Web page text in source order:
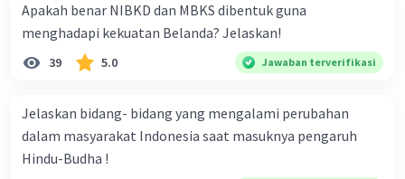
Apakah benar NIBKD dan MBKS dibentuk guna
menghadapi kekuatan Belanda? Jelaskan!
39 5.0 Jawaban terverifikasi
Jelaskan bidang- bidang yang mengalami perubahan
dalam masyarakat Indonesia saat masuknya pengaruh
Hindu-Budha !